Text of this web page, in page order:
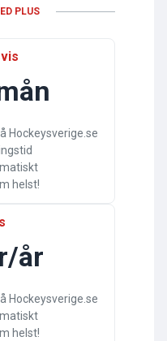
PLUS
Hockeysverige.se
helst!
år
Hockeysverige.se
helst!